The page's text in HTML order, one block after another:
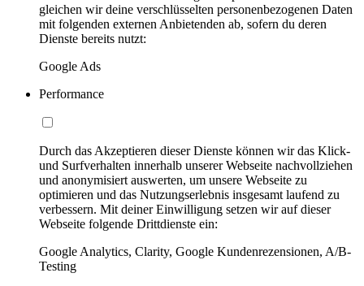
gleichen wir deine verschlüsselten personenbezogenen Daten
mit folgenden externen Anbietenden ab, sofern du deren
Dienste bereits nutzt:
Google Ads
Performance
Durch das Akzeptieren dieser Dienste können wir das Klick-
und Surfverhalten innerhalb unserer Webseite nachvollziehen
und anonymisiert auswerten, um unsere Webseite zu
optimieren und das Nutzungserlebnis insgesamt laufend zu
verbessern. Mit deiner Einwilligung setzen wir auf dieser
Webseite folgende Drittdienste ein:
Google Analytics, Clarity, Google Kundenrezensionen, A/B-
Testing